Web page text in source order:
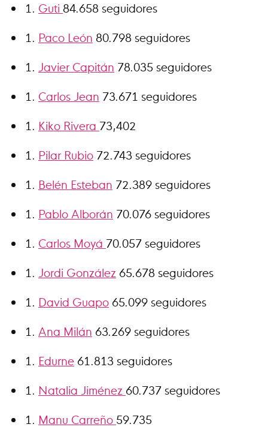
Guti 84.658 seguidores
Paco León 80.798 seguidores
Javier Capitán 78.035 seguidores
Carlos Jean 73.671 seguidores
Kiko Rivera 73,402
Pilar Rubio 72.743 seguidores
Belén Esteban 72.389 seguidores
Pablo Alborán 70.076 seguidores
Carlos Moyá 70.057 seguidores
Jordi González 65.678 seguidores
David Guapo 65.099 seguidores
Ana Milán 63.269 seguidores
Edurne 61.813 seguidores
Natalia Jiménez 60.737 seguidores
Manu Carreño 59.735